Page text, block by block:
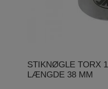
STIKNØGLE TORX
LÆNGDE 38 MM